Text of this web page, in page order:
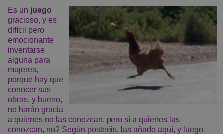
Es un juego
gracioso, y es
difícil pero
emocionante
inventarse
alguna para
mujeres,
porque hay que
conocer sus
obras, y bueno,
no harán gracia
a quienes no las conozcan, pero sí a quienes las
conozcan, no? Según posteéis, las añado aquí, y luego